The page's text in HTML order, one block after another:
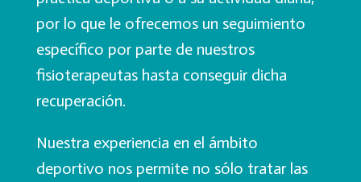
por lo que le ofrecemos un seguimiento
específico por parte de nuestros
fisioterapeutas hasta conseguir dicha
recuperación.
Nuestra experiencia en el ámbito
deportivo nos permite no sólo tratar las